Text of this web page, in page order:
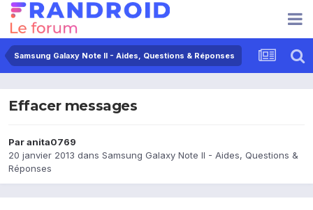
Samsung Galaxy Note II - Aides, Questions & Réponses
Effacer messages
Paranita0769
20 janvier 2013 dans Samsung Galaxy Note II - Aides, Questions &
Réponses